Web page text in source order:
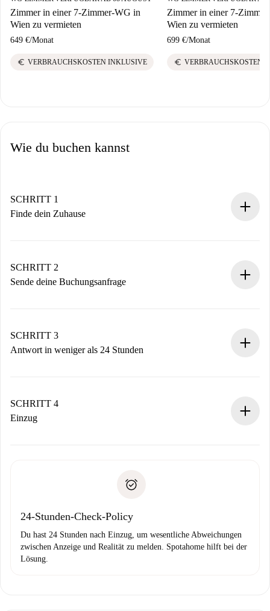
Zimmer in einer 7-Zimmer-WG in
Wien zu vermieten
649 €/Monat
euro VERBRAUCHSKOSTEN INKLUSIVE
Zimmer in einer 7-
Wien zu vermieten
699 €/Monat
euro VERBRAUCHSKOSTEN
Wie du buchen kannst
SCHRITT 1
Finde dein Zuhause
Du erhältst alle notwendigen Informationen im Voraus.
SCHRITT 2
Sende deine Buchungsanfrage
Denk daran, dass wir dich erst belasten, wenn der
Vermieter zustimmt.
SCHRITT 3
Antwort in weniger als 24 Stunden
stellen den Kontakt her.
Wenn der Vermieter ablehnen muss, entstehen keine
SCHRITT 4
Einzug
24-Stunden-Check-Policy
Du hast 24 Stunden nach Einzug, um wesentliche Abweichungen
zwischen Anzeige und Realität zu melden. Spotahome hilft bei der
Lösung.